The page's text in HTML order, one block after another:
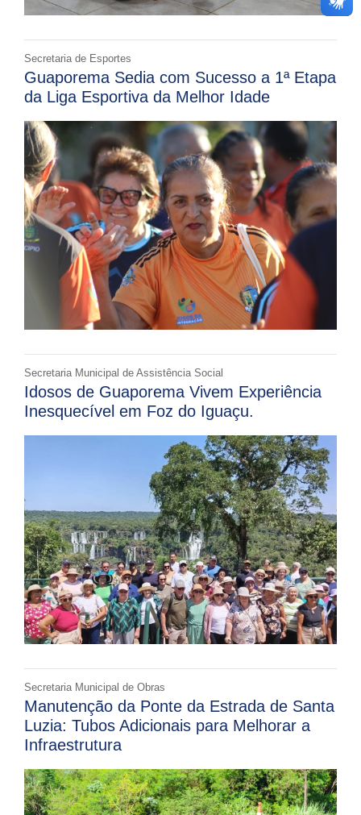
Secretaria de Esportes
Guaporema Sedia com Sucesso a 1ª Etapa
da Liga Esportiva da Melhor Idade
Secretaria Municipal de Assistência Social
Idosos de Guaporema Vivem Experiência
Inesquecível em Foz do Iguaçu.
Secretaria Municipal de Obras
Manutenção da Ponte da Estrada de Santa
Luzia: Tubos Adicionais para Melhorar a
Infraestrutura